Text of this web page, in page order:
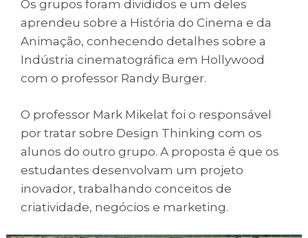
Os grupos foram divididos e um deles
aprendeu sobre a História do Cinema e da
Animação, conhecendo detalhes sobre a
Indústria cinematográfica em Hollywood
com o professor Randy Burger.
O professor Mark Mikelat foi o responsável
por tratar sobre Design Thinking com os
alunos do outro grupo. A proposta é que os
estudantes desenvolvam um projeto
inovador, trabalhando conceitos de
criatividade, negócios e marketing.